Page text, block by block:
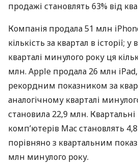
продажі становлять 63% від
Компанія продала 51 млн
кількість за квартал в історії;
кварталі минулого року ця
млн. Apple продала 26 млн
рекордним показником за
аналогічному кварталі
становила 22,9 млн.
комп’ютерів Mac становлять
порівняно з квартальним
млн минулого року.